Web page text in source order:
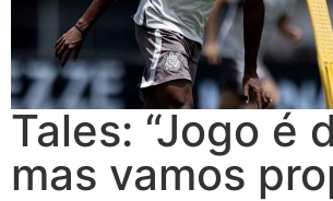
Tales: “Jogo é
mas vamos